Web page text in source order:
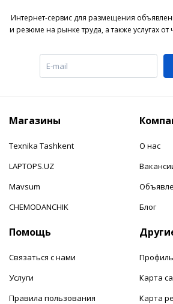
Интернет-сервис для размещения
и резюме на рынке труда, а также услугах
Магазины
Texnika Tashkent
LAPTOPS.UZ
Mavsum
CHEMODANCHIK
О нас
Блог
Помощь
Связаться с нами
Услуги
Правила пользования
Профиль
Карта
Карта